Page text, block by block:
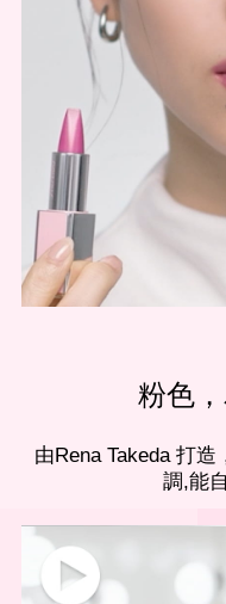
粉色，
由Rena Takeda 打
調,能